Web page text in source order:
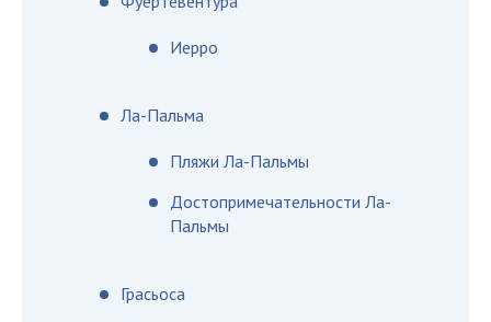
Иерро
Ла-Пальма
Пляжи Ла-Пальмы
Достопримечательности Ла-
Пальмы
Грасьоса